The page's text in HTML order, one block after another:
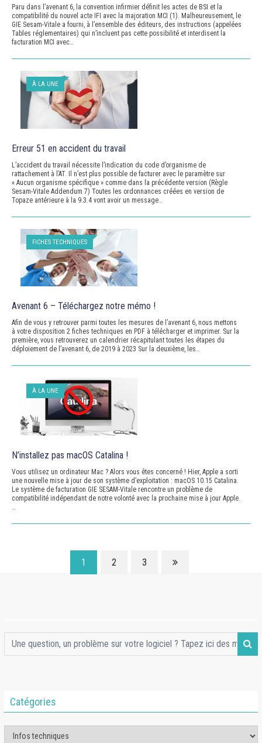
Paru dans l’avenant 6, la convention infirmier définit les actes de BSI et la
compatibilité du nouvel acte IFI avec la majoration MCI (1). Malheureusement, le
GIE Sesam-Vitale a fourni, à l’ensemble des éditeurs, des instructions (appelées
Tables réglementaires) qui n’incluent pas cette possibilité et interdisent la
facturation MCI avec…
À LA UNE
Erreur 51 en accident du travail
L’accident du travail nécessite l’indication du code d’organisme de
rattachement à l’AT. Il n’est plus possible de facturer avec le paramètre sur
« Aucun organisme spécifique » comme dans la précédente version (Règle
Sesam-Vitale Addendum 7) Toutes les ordonnances créées en version de
Topaze antérieure à la 9.3.4 vont avoir un message…
FICHES TECHNIQUES
Avenant 6 – Téléchargez notre mémo !
Afin de vous y retrouver parmi toutes les mesures de l’avenant 6, nous mettons
à votre disposition 2 fiches techniques en PDF à télécharger et imprimer. Sur la
première, vous retrouverez un calendrier récapitulant toutes les étapes du
déploiement de l’avenant 6, de 2019 à 2023 Sur la deuxième, les…
À LA UNE
N’installez pas macOS Catalina !
Vous utilisez un ordinateur Mac ? Alors vous êtes concerné ! Hier, Apple a sorti
une nouvelle mise à jour de son système d’exploitation : macOS 10.15 Catalina.
Le système de facturation GIE SESAM-Vitale rencontre un problème de
compatibilité indépendant de notre volonté avec la prochaine mise à jour Apple.
…
1 2 3
Catégories
Catégories